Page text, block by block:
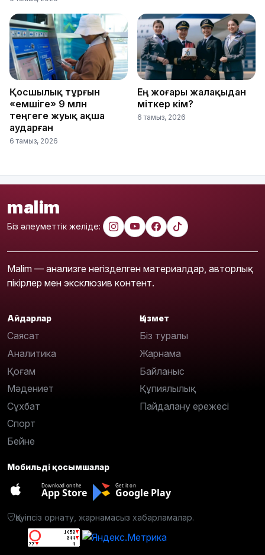
Қосшылық тұрғын
«емшіге» 9 млн
теңгеге жуық ақша
аударған
6 тамыз, 2026
Ең жоғары жалақыдан
үміткер кім?
6 тамыз, 2026
malim
Біз әлеуметтік желіде:
Malim — анализге негізделген материалдар, авторлық
пікірлер мен эксклюзив контент.
Айдарлар
Саясат
Аналитика
Қоғам
Мәдениет
Сұхбат
Спорт
Бейне
Қызмет
Біз туралы
Жарнама
Байланыс
Құпиялылық
Пайдалану ережесі
Мобильді қосымшалар
Download on the
App Store
Get it on
Google Play
Қауіпсіз орнату, жарнамасыз хабарламалар.